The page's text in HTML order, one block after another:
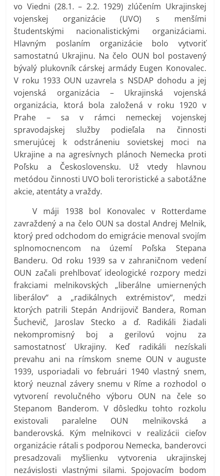
vo Viedni (28.1. – 2.2. 1929) zlúčením Ukrajinskej
vojenskej organizácie (UVO) s menšími
študentskými nacionalistickými organizáciami.
Hlavným poslaním organizácie bolo vytvoriť
samostatnú Ukrajinu. Na čelo OUN bol postavený
bývalý plukovník cárskej armády Eugen Konovalec.
V roku 1933 OUN uzavrela s NSDAP dohodu a jej
vojenská organizácia – Ukrajinská vojenská
organizácia, ktorá bola založená v roku 1920 v
Prahe – sa v rámci nemeckej vojenskej
spravodajskej služby podieľala na činnosti
smerujúcej k odstráneniu sovietskej moci na
Ukrajine a na agresívnych plánoch Nemecka proti
Poľsku a Československu. Už vtedy hlavnou
metódou činnosti UVO boli teroristické a sabotážne
akcie, atentáty a vraždy.
V máji 1938 bol Konovalec v Rotterdame
zavraždený a na čelo OUN sa dostal Andrej Melnik,
ktorý pred odchodom do emigrácie menoval svojím
splnomocnencom na území Poľska Stepana
Banderu. Od roku 1939 sa v zahraničnom vedení
OUN začali prehlbovať ideologické rozpory medzi
frakciami melnikovských „liberálne umiernených
liberálov“ a „radikálnych extrémistov“, medzi
ktorých patrili Stepán Andrijovič Bandera, Roman
Šuchevič, Jaroslav Stecko a ď. Radikáli žiadali
nekompromisný boj a gerilovú vojnu za
samostatnosť Ukrajiny. Keď radikáli nezískali
prevahu ani na rímskom sneme OUN v auguste
1939, usporiadali vo februári 1940 vlastný snem,
ktorý neuznal závery snemu v Ríme a rozhodol o
vytvorení revolučného výboru OUN na čele so
Stepanom Banderom. V dôsledku tohto rozkolu
existovali paralelne OUN melnikovská a
banderovská. Kým melnikovci v realizácii cieľov
organizácie rátali s podporou Nemecka, banderovci
presadzovali myšlienku vytvorenia ukrajinskej
nezávislosti vlastnými silami. Spojovacím bodom